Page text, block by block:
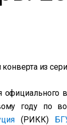
из
году по
(РИКК)